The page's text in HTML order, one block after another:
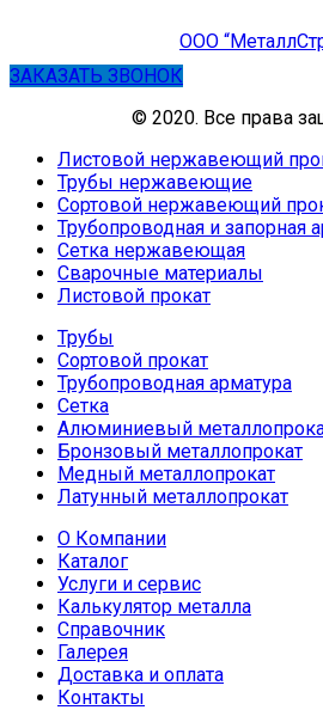
ООО
ЗАКАЗАТЬ ЗВОНОК
© 2020. Все права
Листовой нержавеющий
Трубы нержавеющие
Сортовой нержавеющий
Трубопроводная и запорная
Сетка нержавеющая
Сварочные материалы
Листовой прокат
Трубы
Сортовой прокат
Трубопроводная арматура
Сетка
Алюминиевый
Бронзовый металлопрокат
Медный металлопрокат
Латунный металлопрокат
О Компании
Каталог
Услуги и сервис
Калькулятор металла
Справочник
Галерея
Доставка и оплата
Контакты